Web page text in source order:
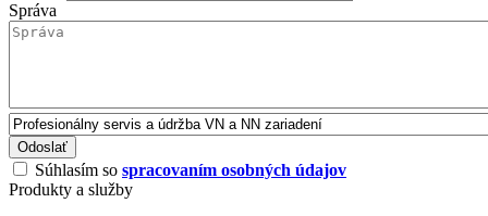
Správa
Súhlasím so spracovaním osobných údajov
Produkty a služby